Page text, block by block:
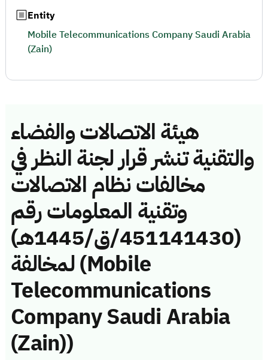
هيئة الاتصالات والفضاء
والتقنية تنشر قرار لجنة النظر في
مخالفات نظام الاتصالات
وتقنية المعلومات رقم
(451141430/ق/1445هـ)
لمخالفة (Mobile
Telecommunications
Company Saudi Arabia
(Zain))
Entity
Mobile Telecommunications Company Saudi Arabia
(Zain)